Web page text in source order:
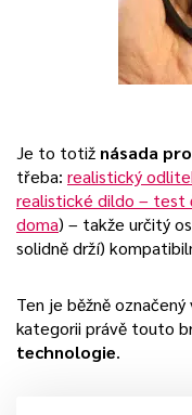
Je to totiž násada
třeba: realistický
realistické dildo – test
doma) – takže určitý
solidně drží)
Ten je běžně
kategorii právě touto
technologie.